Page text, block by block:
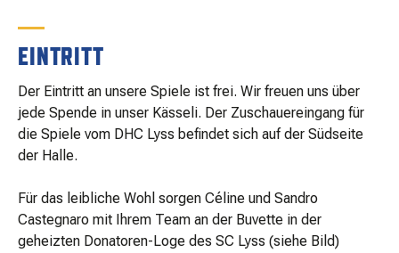
EINTRITT
Der Eintritt an unsere Spiele ist frei. Wir freuen uns über
jede Spende in unser Kässeli. Der Zuschauereingang für
die Spiele vom DHC Lyss befindet sich auf der Südseite
der Halle.
Für das leibliche Wohl sorgen Céline und Sandro
Castegnaro mit Ihrem Team an der Buvette in der
geheizten Donatoren-Loge des SC Lyss (siehe Bild)